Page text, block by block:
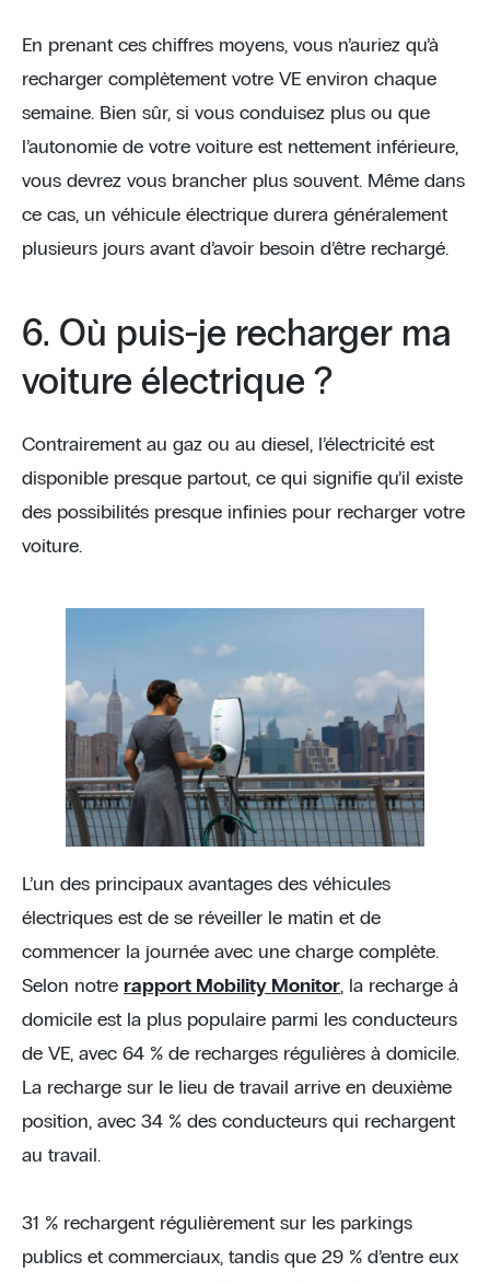
En prenant ces chiffres moyens, vous n’auriez qu’à
recharger complètement votre VE environ chaque
semaine. Bien sûr, si vous conduisez plus ou que
l’autonomie de votre voiture est nettement inférieure,
vous devrez vous brancher plus souvent. Même dans
ce cas, un véhicule électrique durera généralement
plusieurs jours avant d’avoir besoin d’être rechargé.
6. Où puis-je recharger ma
voiture électrique ?
Contrairement au gaz ou au diesel, l’électricité est
disponible presque partout, ce qui signifie qu’il existe
des possibilités presque infinies pour recharger votre
voiture.
L’un des principaux avantages des véhicules
électriques est de se réveiller le matin et de
commencer la journée avec une charge complète.
Selon notre rapport Mobility Monitor, la recharge à
domicile est la plus populaire parmi les conducteurs
de VE, avec 64 % de recharges régulières à domicile.
La recharge sur le lieu de travail arrive en deuxième
position, avec 34 % des conducteurs qui rechargent
au travail.
31 % rechargent régulièrement sur les parkings
publics et commerciaux, tandis que 29 % d’entre eux